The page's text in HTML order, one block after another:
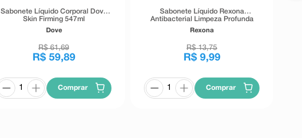
Sabonete Líquido Corporal Dove
Skin Firming 547ml
Dove
R$ 61,69
R$ 59,89
Comprar
Sabonete Líquido Rexona
Antibacterial Limpeza Profunda
250ml
Rexona
R$ 13,75
R$ 9,99
Comprar